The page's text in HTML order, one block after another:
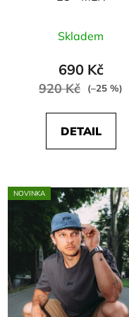
Skladem
690 Kč
920 Kč (–25 %)
DETAIL
NOVINKA